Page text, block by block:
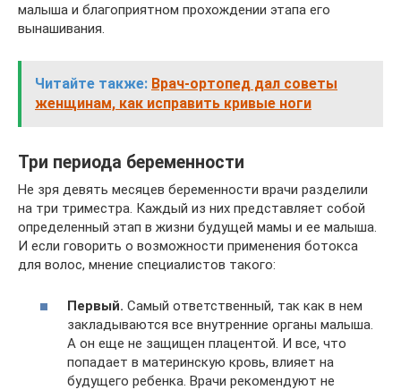
малыша и благоприятном прохождении этапа его
вынашивания.
Читайте также: Врач-ортопед дал советы
женщинам, как исправить кривые ноги
Три периода беременности
Не зря девять месяцев беременности врачи разделили
на три триместра. Каждый из них представляет собой
определенный этап в жизни будущей мамы и ее малыша.
И если говорить о возможности применения ботокса
для волос, мнение специалистов такого:
Первый. Самый ответственный, так как в нем
закладываются все внутренние органы малыша.
А он еще не защищен плацентой. И все, что
попадает в материнскую кровь, влияет на
будущего ребенка. Врачи рекомендуют не